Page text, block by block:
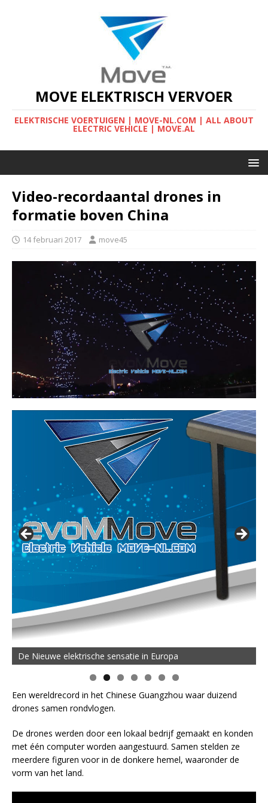
MOVE ELEKTRISCH VERVOER
ELEKTRISCHE VOERTUIGEN | MOVE-NL.COM | ALL ABOUT
ELECTRIC VEHICLE | MOVE.AL
Video-recordaantal drones in
formatie boven China
14 februari 2017 move45
De Nieuwe elektrische sensatie in Europa
Een wereldrecord in het Chinese Guangzhou waar duizend
drones samen rondvlogen.
De drones werden door een lokaal bedrijf gemaakt en konden
met één computer worden aangestuurd. Samen stelden ze
meerdere figuren voor in de donkere hemel, waaronder de
vorm van het land.